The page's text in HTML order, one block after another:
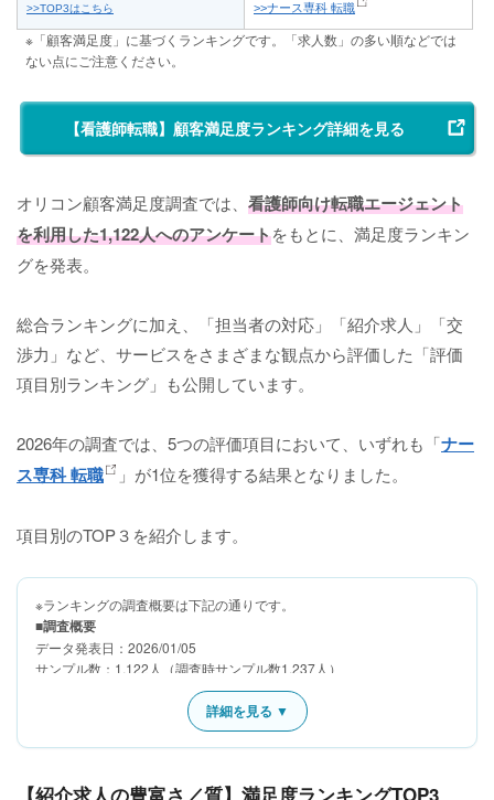
>>TOP3はこちら
>>ナース専科 転職
※「顧客満足度」に基づくランキングです。「求人数」の多い順などでは
ない点にご注意ください。
【看護師転職】顧客満足度ランキング詳細を見る
オリコン顧客満足度調査では、 看護師向け転職エージェント
を利用した1,122人へのアンケートをもとに、満足度ランキン
グを発表。
総合ランキングに加え、「担当者の対応」「紹介求人」「交
渉力」など、サービスをさまざまな観点から評価した「評価
項目別ランキング」も公開しています。
2026年の調査では、5つの評価項目において、いずれも「ナー
ス専科 転職
」が1位を獲得する結果となりました。
項目別のTOP３を紹介します。
※ランキングの調査概要は下記の通りです。
■調査概要
データ発表日：2026/01/05
サンプル数：1,122人（調査時サンプル数1,237人）
調査企業（サービス）数：13（調査企業詳細
）
定義：看護師採用を考えている顧客企業と転職希望の看護師双方に対し
て、それぞれの条件に沿った就業先または人材を紹介する企業のうち、
ただし、以下は対象外とする
詳細を見る ▼
【紹介求人の豊富さ／質】満足度ランキングTOP3